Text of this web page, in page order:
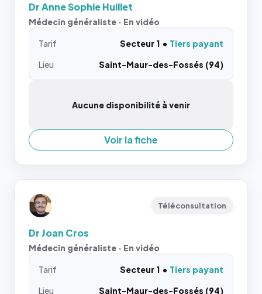
Dr Anne Sophie Huillet
Médecin généraliste · En vidéo
Tarif Secteur 1
Tiers payant
Lieu
Saint-Maur-des-Fossés (94)
Aucune disponibilité à venir
Voir la fiche
Téléconsultation
Dr Joan Cros
Médecin généraliste · En vidéo
Tarif Secteur 1
Tiers payant
Lieu
Saint-Maur-des-Fossés (94)